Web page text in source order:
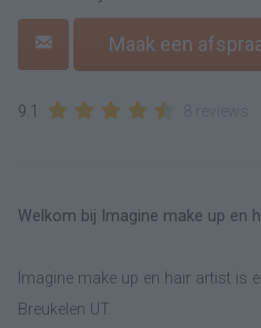
Maak een
9.1
Welkom bij Imagine make up en
Imagine make up en hair artist is
Breukelen UT.